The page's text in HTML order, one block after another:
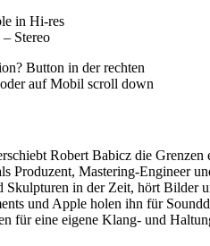
in Hi-res
Stereo
Button in der rechten
auf Mobil scroll down
Robert Babicz die
Produzent, Mastering-Engineer
Skulpturen in der Zeit, hört Bilder
und Apple holen ihn für
für eine eigene Klang- und